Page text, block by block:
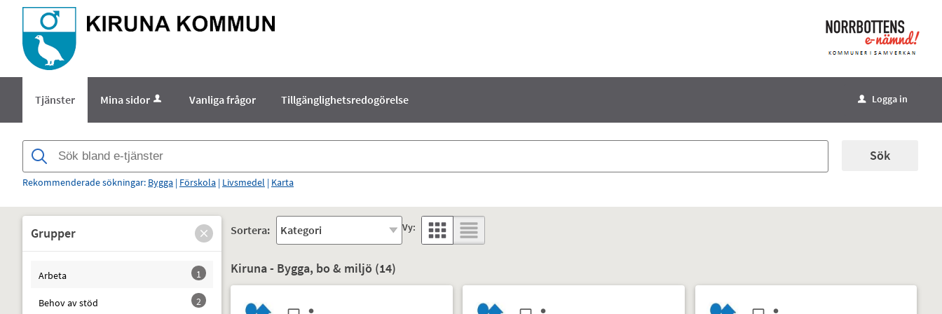
Välkommen
tjänster
Norrbottens
enämnd
Tjänster Mina sidor Vanliga frågor Tillgänglighetsredogörelse u Logga in
Sök
Rekommenderade sökningar: Bygga | Förskola | Livsmedel | Karta
Grupper
Arbeta 1
Behov av stöd 2
Sortera: Vy:
Kiruna - Bygga, bo & miljö (14)